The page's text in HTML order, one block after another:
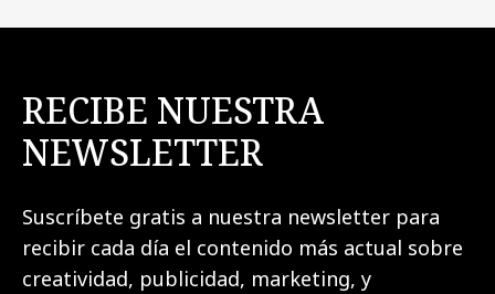
RECIBE NUESTRA
NEWSLETTER
Suscríbete gratis a nuestra newsletter para
recibir cada día el contenido más actual sobre
creatividad, publicidad, marketing, y